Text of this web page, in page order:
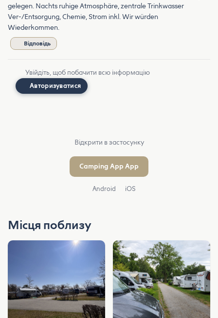
gelegen. Nachts ruhige Atmosphäre, zentrale Trinkwasser
Ver-/Entsorgung, Chemie, Strom inkl. Wir würden
Wiederkommen.
Відповідь
Увійдіть, щоб побачити всю інформацію
Авторизуватися
Відкрити в застосунку
Camping App App
Android iOS
Місця поблизу